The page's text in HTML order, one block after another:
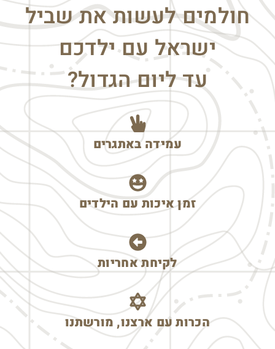
חולמים לעשות את שביל
ישראל עם ילדכם
עד ליום הגדול?
עמידה באתגרים
זמן איכות עם הילדים
לקיחת אחריות
הכרות עם ארצנו, מורשתנו